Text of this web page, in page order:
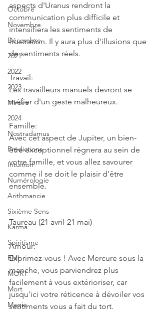
Octobre
Novembre
Décembre
2021
2022
2023
Miroirs
2024
Nostradamus
Prédictions
Intuition
Numérologie
Arithmancie
Sixième Sens
Karma
Spiritisme
EMI
MORT
Mort
Magie
aspects d'Uranus rendront la
communication plus difficile et
intensifiera les sentiments de
frustration. Il y aura plus d'illusions que
de sentiments réels.
Travail:
Les travailleurs manuels devront se
méfier d'un geste malheureux.
Famille:
Avec cet aspect de Jupiter, un bien-
être exceptionnel régnera au sein de
votre famille, et vous allez savourer
comme il se doit le plaisir d'être
ensemble.
Taureau (21 avril-21 mai)
Amour:
Exprimez-vous ! Avec Mercure sous la
manche, vous parviendrez plus
facilement à vous extérioriser, car
jusqu'ici votre réticence à dévoiler vos
sentiments vous a fait du tort.